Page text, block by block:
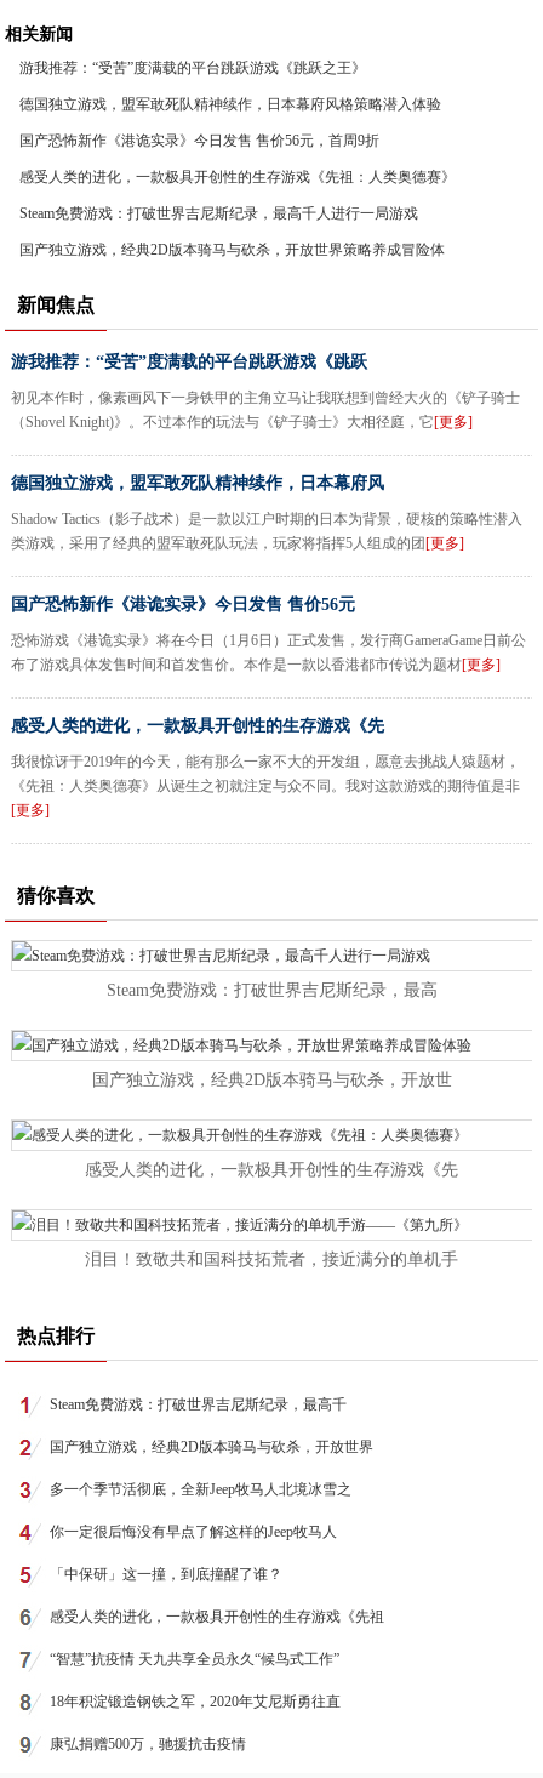
相关新闻
游我推荐：“受苦”度满载的平台跳跃游戏《跳跃之王》
德国独立游戏，盟军敢死队精神续作，日本幕府风格策略潜入体验
国产恐怖新作《港诡实录》今日发售 售价56元，首周9折
感受人类的进化，一款极具开创性的生存游戏《先祖：人类奥德赛》
Steam免费游戏：打破世界吉尼斯纪录，最高千人进行一局游戏
国产独立游戏，经典2D版本骑马与砍杀，开放世界策略养成冒险体
新闻焦点
游我推荐：“受苦”度满载的平台跳跃游戏《跳跃
初见本作时，像素画风下一身铁甲的主角立马让我联想到曾经大火的《铲子骑士
（Shovel Knight)》。不过本作的玩法与《铲子骑士》大相径庭，它[更多]
德国独立游戏，盟军敢死队精神续作，日本幕府风
Shadow Tactics（影子战术）是一款以江户时期的日本为背景，硬核的策略性潜入
类游戏，采用了经典的盟军敢死队玩法，玩家将指挥5人组成的团 [更多]
国产恐怖新作《港诡实录》今日发售 售价56元
恐怖游戏《港诡实录》将在今日（1月6日）正式发售，发行商GameraGame日前公
布了游戏具体发售时间和首发售价。本作是一款以香港都市传说为题材[更多]
感受人类的进化，一款极具开创性的生存游戏《先
我很惊讶于2019年的今天，能有那么一家不大的开发组，愿意去挑战人猿题材，
《先祖：人类奥德赛》从诞生之初就注定与众不同。我对这款游戏的期待值是非
[更多]
猜你喜欢
Steam免费游戏：打破世界吉尼斯纪录，最高
国产独立游戏，经典2D版本骑马与砍杀，开放世
感受人类的进化，一款极具开创性的生存游戏《先
泪目！致敬共和国科技拓荒者，接近满分的单机手
热点排行
Steam免费游戏：打破世界吉尼斯纪录，最高千
国产独立游戏，经典2D版本骑马与砍杀，开放世界
多一个季节活彻底，全新Jeep牧马人北境冰雪之
你一定很后悔没有早点了解这样的Jeep牧马人
「中保研」这一撞，到底撞醒了谁？
感受人类的进化，一款极具开创性的生存游戏《先祖
“智慧”抗疫情 天九共享全员永久“候鸟式工作”
18年积淀锻造钢铁之军，2020年艾尼斯勇往直
康弘捐赠500万，驰援抗击疫情